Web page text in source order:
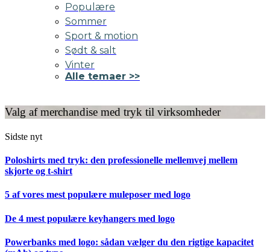
Populære
Sommer
Sport & motion
Sødt & salt
Vinter
Alle temaer >>
Valg af merchandise med tryk til virksomheder
Sidste nyt
Poloshirts med tryk: den professionelle mellemvej mellem
skjorte og t-shirt
5 af vores mest populære muleposer med logo
De 4 mest populære keyhangers med logo
Powerbanks med logo: sådan vælger du den rigtige kapacitet